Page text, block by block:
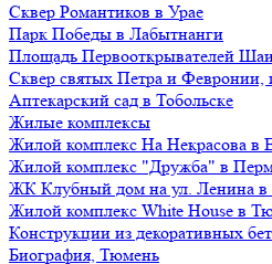
Сквер Романтиков в Урае
Парк Победы в Лабытнанги
Площадь Первооткрывателей
Сквер святых Петра и
Аптекарский сад в Тобольске
Жилые комплексы
Жилой комплекс На Некрасова в
Жилой комплекс "Дружба" в
ЖК Клубный дом на ул. Ленина в
Жилой комплекс White House в
Конструкции из декоративных
Биография, Тюмень